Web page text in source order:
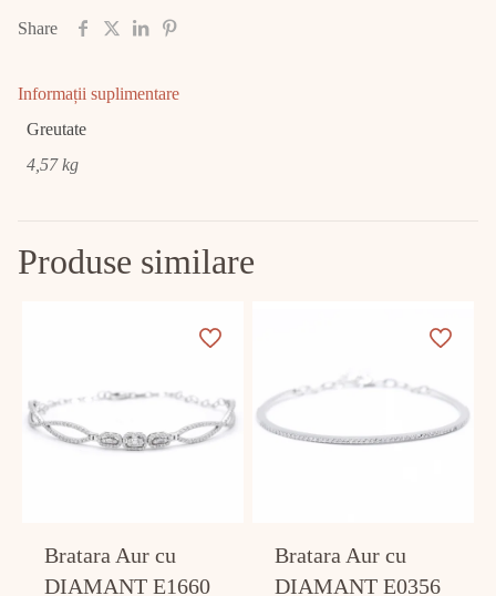
DIAMANT
Share
Informații suplimentare
Greutate
4,57 kg
Produse similare
Bratara Aur cu
DIAMANT E1660
Bratara Aur cu
DIAMANT E0356